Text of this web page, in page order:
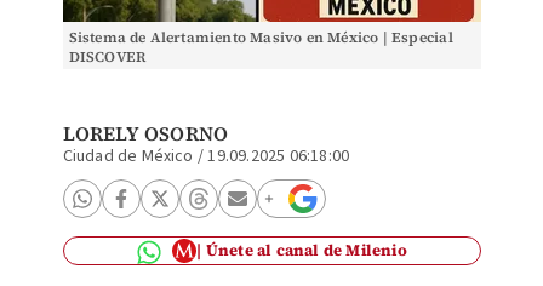
Sistema de Alertamiento Masivo en México | Especial
DISCOVER
LORELY OSORNO
Ciudad de México /19.09.2025 06:18:00
Únete al canal de Milenio